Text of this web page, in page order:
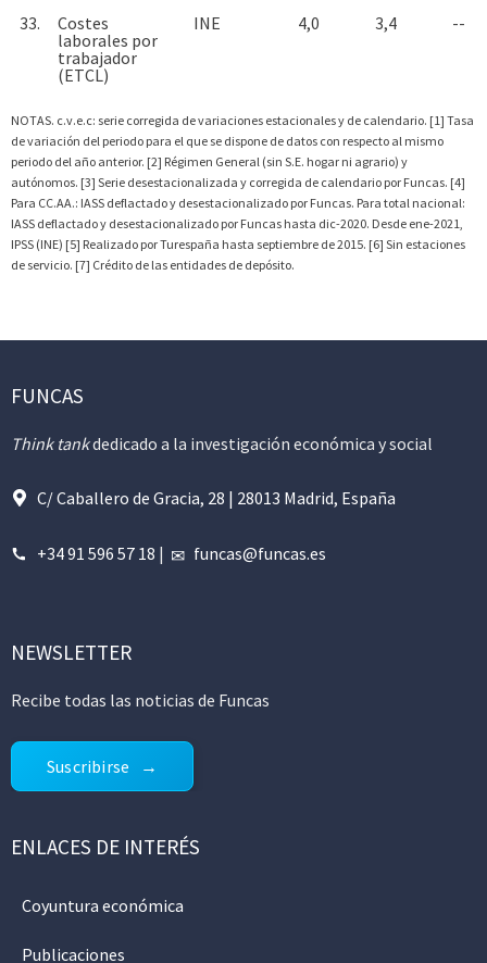
33.
Costes
laborales por
trabajador
(ETCL)
INE 4,0 3,4 --
NOTAS. c.v.e.c: serie corregida de variaciones estacionales y de calendario. [1] Tasa
de variación del periodo para el que se dispone de datos con respecto al mismo
periodo del año anterior. [2] Régimen General (sin S.E. hogar ni agrario) y
autónomos. [3] Serie desestacionalizada y corregida de calendario por Funcas. [4]
Para CC.AA.: IASS deflactado y desestacionalizado por Funcas. Para total nacional:
IASS deflactado y desestacionalizado por Funcas hasta dic-2020. Desde ene-2021,
IPSS (INE) [5] Realizado por Turespaña hasta septiembre de 2015. [6] Sin estaciones
de servicio. [7] Crédito de las entidades de depósito.
FUNCAS
Think tankdedicado a la investigación económica y social
C/ Caballero de Gracia, 28 | 28013 Madrid, España
+34 91 596 57 18 | funcas@funcas.es
NEWSLETTER
Recibe todas las noticias de Funcas
Suscribirse
ENLACES DE INTERÉS
Coyuntura económica
Publicaciones